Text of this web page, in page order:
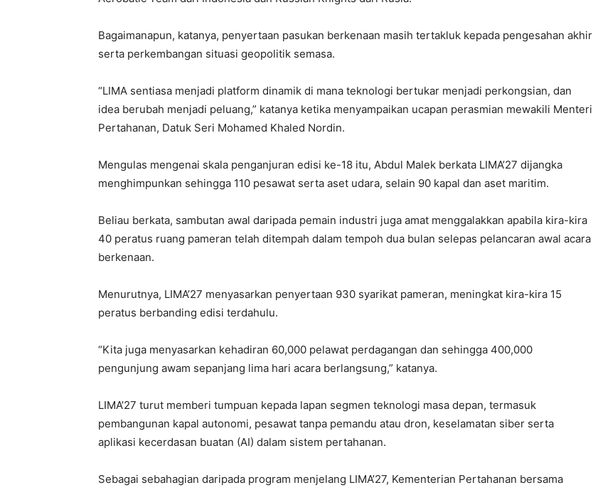
Bagaimanapun, katanya, penyertaan pasukan berkenaan masih tertakluk kepada pengesahan akhir
serta perkembangan situasi geopolitik semasa.
“LIMA sentiasa menjadi platform dinamik di mana teknologi bertukar menjadi perkongsian, dan
idea berubah menjadi peluang,” katanya ketika menyampaikan ucapan perasmian mewakili Menteri
Pertahanan, Datuk Seri Mohamed Khaled Nordin.
Mengulas mengenai skala penganjuran edisi ke-18 itu, Abdul Malek berkata LIMA’27 dijangka
menghimpunkan sehingga 110 pesawat serta aset udara, selain 90 kapal dan aset maritim.
Beliau berkata, sambutan awal daripada pemain industri juga amat menggalakkan apabila kira-kira
40 peratus ruang pameran telah ditempah dalam tempoh dua bulan selepas pelancaran awal acara
berkenaan.
Menurutnya, LIMA’27 menyasarkan penyertaan 930 syarikat pameran, meningkat kira-kira 15
peratus berbanding edisi terdahulu.
“Kita juga menyasarkan kehadiran 60,000 pelawat perdagangan dan sehingga 400,000
pengunjung awam sepanjang lima hari acara berlangsung,” katanya.
LIMA’27 turut memberi tumpuan kepada lapan segmen teknologi masa depan, termasuk
pembangunan kapal autonomi, pesawat tanpa pemandu atau dron, keselamatan siber serta
aplikasi kecerdasan buatan (AI) dalam sistem pertahanan.
Sebagai sebahagian daripada program menjelang LIMA’27, Kementerian Pertahanan bersama